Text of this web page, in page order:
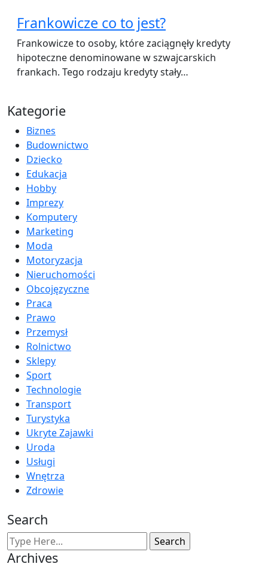
Frankowicze co to jest?
Frankowicze to osoby, które zaciągnęły kredyty
hipoteczne denominowane w szwajcarskich
frankach. Tego rodzaju kredyty stały…
Kategorie
Biznes
Budownictwo
Dziecko
Edukacja
Hobby
Imprezy
Komputery
Marketing
Moda
Motoryzacja
Nieruchomości
Obcojęzyczne
Praca
Prawo
Przemysł
Rolnictwo
Sklepy
Sport
Technologie
Transport
Turystyka
Ukryte Zajawki
Uroda
Usługi
Wnętrza
Zdrowie
Search
Archives